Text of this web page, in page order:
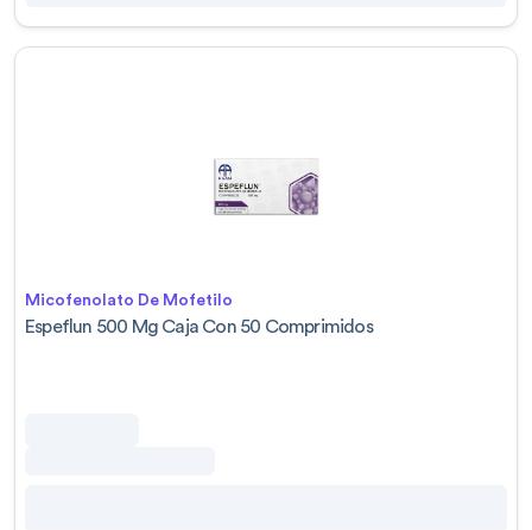
Micofenolato De Mofetilo
Espeflun 500 Mg Caja Con 50 Comprimidos